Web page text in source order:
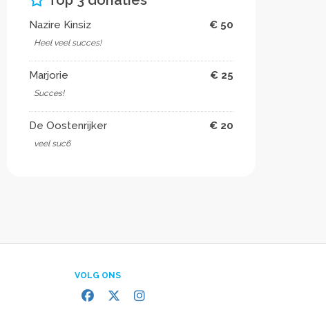
Nazire Kinsiz € 50
Heel veel succes!
Marjorie € 25
Succes!
De Oostenrijker € 20
veel suc6
VOLG ONS